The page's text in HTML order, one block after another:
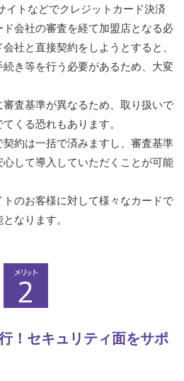
イトなどでクレジットカード決済
会社の審査を経て加盟店となる必
社と直接契約をしようとすると、
き等を行う必要があるため、大変
査基準が異なるため、取り扱いで
くる恐れもあります。
約は一括で済みますし、審査基準
して導入していただくことが可能
のお客様に対して様々なカードで
なります。
！セキュリティ面をサポ